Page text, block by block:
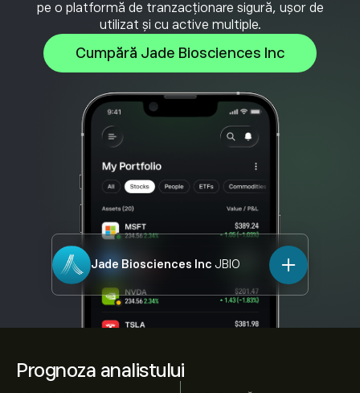
Prognoza analistului
pe o platformă de tranzacționare sigură, ușor de
utilizat și cu active multiple.
Cumpără Jade Biosciences Inc
Jade Biosciences Inc JBIO